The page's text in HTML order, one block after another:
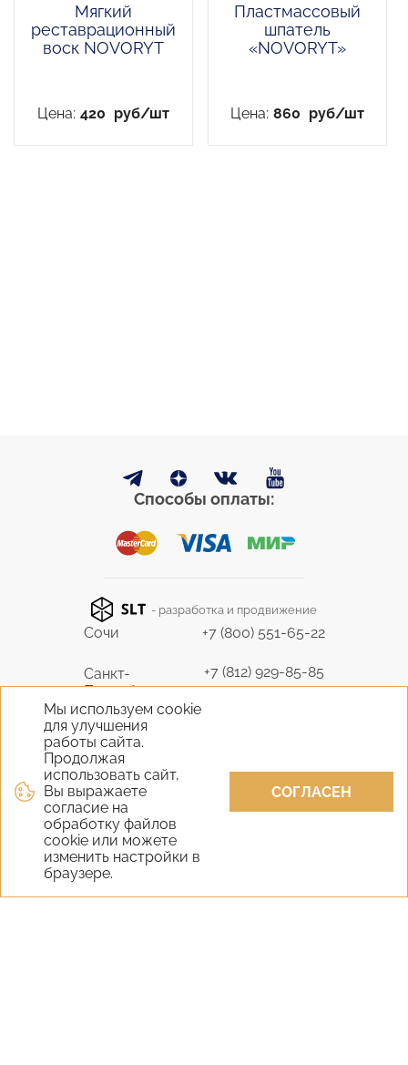
Мы используем cookie
для улучшения
работы сайта.
Продолжая
использовать сайт,
Вы выражаете
согласие на
обработку файлов
cookie или можете
изменить настройки в
браузере.
СОГЛАСЕН
Мягкий
реставрационный
воск NOVORYT
Цена: 420 руб/шт
Пластмассовый
шпатель
«NOVORYT»
Цена: 860 руб/шт
Способы оплаты:
- разработка и продвижение
Сочи +7 (800) 551-65-22
Санкт-
Петербург
+7 (812) 929-85-85
9298585@bk.ru
Москва
Крым
+7 (978) 824-31-10
vernisage-c@mail.ru
Екатеринбург